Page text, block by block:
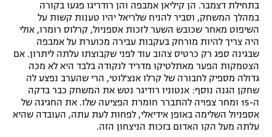
רשיון להקרנה פומבית לבית עסק
הצטרפות לחבילת הערוצים
לוח דרושים – ג'ובנט
תגיות
המגזין
בתחילת דצמבר. הן קיליאן אמבפה והן רודריגו פגעו בקורה
במהלך המשחק, וסביר להניח שלריאל יהיו טענות קשות על
השיפוט מאחר שכובש השער לזכות אספניול, קרלוס רומרו, אולי
היה צריך להיות מורחק בעקבות עבירה מכוערת על אמבפה
שבגינה ספג רק כרטיס צהוב עוד לפני שקבוצתו עלתה ליתרון. אם
הצטמקות הפער מאתלטיקו מדריד לנקודה בלבד היא לא מכה
גדולה מספיק לחבורה של קרלו אנצ'לוטי, הרי שהערב נפצע לה
שחקן הגנה נוסף: אנטוניו רודיגר נטש את המשחק כבר בדקה
ה-15 ומחר צפויה להתברר חומרת הפציעה שלו. את החגיגה של
אספניול השלימה באופן אידיאלי, לפחות לעת עתה, העובדה שהיא
עלתה מעל הקו האדום בזכות הניצחון הזה.